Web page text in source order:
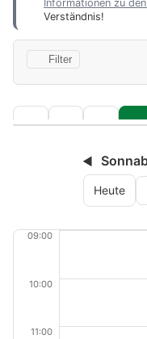
Informationen zu
Verständnis!
Filter
◀
Heute
09:00
10:00
11:00